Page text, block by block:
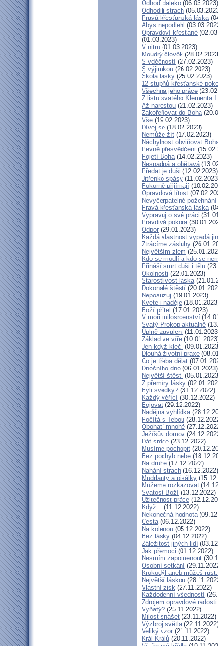
Odhoď daleko (06.03.2023)
Odhodili strach
Pravá křesťanská láska
Abys nepodlehl
Opravdoví křesťané
(01.03.2023)
V nitru (01.03.2023)
Moudrý člověk
S vděčností (27.02.2023)
S výjimkou (26.02.2023)
Škola lásky (25.02.2023)
12 stupňů křesťanské
Všechna jeho práce
Z listu svatého Klementa I.
Až narostou (21.02.2023)
Zakořeňovat do Boha
Vše (19.02.2023)
Dívej se (18.02.2023)
Nemůže žít (17.02.2023)
Náchylnost obviňovat
Pevně přesvědčeni
Pojetí Boha(14.02.2023)
Nesnadná a obětavá
Předat je duši (12.02.2023)
Jitřenko spásy
Pokorně přijímají
Opravdová lítost
Nevyčerpatelné požehnání
Pravá křesťanská láska
Vypravuj o své práci
Pravdivá pokora
Odpor (29.01.2023)
Každá vlastnost vypadá
Ztrácíme zásluhy
Největším zlem
Kdo se modlí a kdo se
Přináší smrt duši i tělu
Okolnosti (22.01.2023)
Starostlivost láska
Dokonalé štěstí
Neposuzuj (19.01.2023)
Kvete i naděje
Boží přítel (17.01.2023)
V moři milosrdenství
Svatý Prokop aktuálně
Úplně zavaleni
Základ ve víře
Jen když klečí
Dlouhá životní praxe
Co je třeba dělat
Dnešního dne (06.01.2023)
Největší štěstí
Z přemíry lásky
Byli svědky? (31.12.2022)
Každý věřící (30.12.2022)
Bojovat (29.12.2022)
Nadějná vyhlídka
Počítá s Tebou
Obohatí mnohé
Ježíšův domov
Dát srdce (23.12.2022)
Musíme pochopit
Bez pochyb nebe
Na druhé (17.12.2022)
Nahání strach (16.12.2022)
Mudrlanty a pisálky
Můžeme rozkazovat
Svatost Boží (13.12.2022)
Užitečnost práce
Když... (11.12.2022)
Nekonečná hodnota
Cesta(06.12.2022)
Na kolenou (05.12.2022)
Bez lásky (04.12.2022)
Záležitost jiných lidí
Jak přemoci (01.12.2022)
Nesmím zapomenout
Osobní setkání
Krokodýl aneb můžeš
Největší láskou
Vlastní zisk (27.11.2022)
Každodenní všedností
Zdrojem opravdové
Vyňatý? (25.11.2022)
Milost snášet (23.11.2022)
Výzbroj světla(22.11.2022)
Veliký vzor (21.11.2022)
Král Králů (20.11.2022)